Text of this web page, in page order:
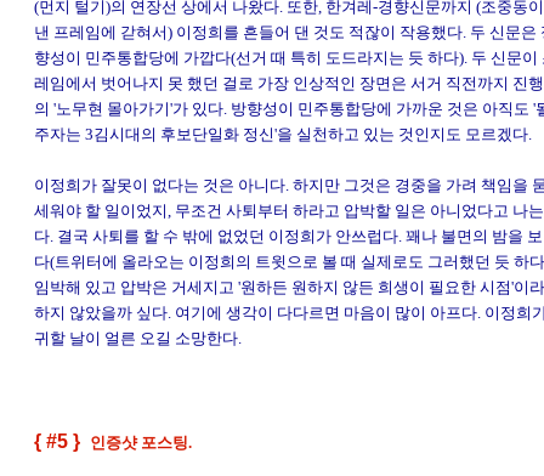
(먼지 털기)의 연장선 상에서 나왔다. 또한, 한겨레-경향신문까지 (조중동
낸 프레임에 갇혀서) 이정희를 흔들어 댄 것도 적잖이 작용했다. 두 신문은
향성이 민주통합당에 가깝다(선거 때 특히 도드라지는 듯 하다). 두 신문이
레임에서 벗어나지 못 했던 걸로 가장 인상적인 장면은 서거 직전까지 진
의 '노무현 몰아가기'가 있다. 방향성이 민주통합당에 가까운 것은 아직도 '
주자는 3김시대의 후보단일화 정신'을 실천하고 있는 것인지도 모르겠다.
이정희가 잘못이 없다는 것은 아니다. 하지만 그것은 경중을 가려 책임을
세워야 할 일이었지, 무조건 사퇴부터 하라고 압박할 일은 아니었다고 나
다. 결국 사퇴를 할 수 밖에 없었던 이정희가 안쓰럽다. 꽤나 불면의 밤을
다(트위터에 올라오는 이정희의 트윗으로 볼 때 실제로도 그러했던 듯 하
임박해 있고 압박은 거세지고 '원하든 원하지 않든 희생이 필요한 시점'이
하지 않았을까 싶다. 여기에 생각이 다다르면 마음이 많이 아프다. 이정희
귀할 날이 얼른 오길 소망한다.
{ #5 } 인증샷 포스팅.